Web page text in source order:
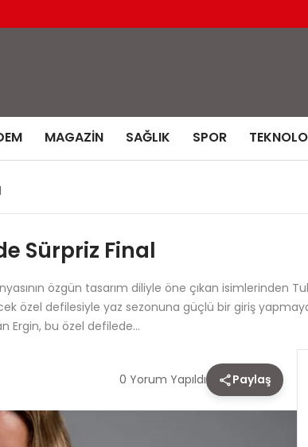
MAGAZIN SAĞLIK SPOR
Sürpriz Final
özgün tasarım diliyle öne çıkan isimlerinden
defilesiyle yaz sezonuna güçlü bir giriş yapmaya
Ergin, bu özel defilede…
0 Yorum Yapıldı Paylaş